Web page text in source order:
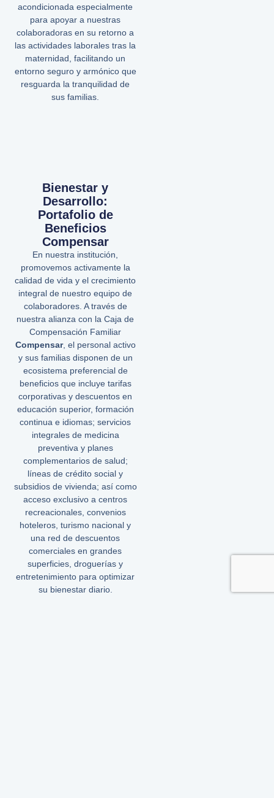
acondicionada especialmente
para apoyar a nuestras
colaboradoras en su retorno a
las actividades laborales tras la
maternidad, facilitando un
entorno seguro y armónico que
resguarda la tranquilidad de
sus familias.
Bienestar y
Desarrollo:
Portafolio de
Beneficios
Compensar
En nuestra institución,
promovemos activamente la
calidad de vida y el crecimiento
integral de nuestro equipo de
colaboradores. A través de
nuestra alianza con la Caja de
Compensación Familiar
Compensar, el personal activo
y sus familias disponen de un
ecosistema preferencial de
beneficios que incluye tarifas
corporativas y descuentos en
educación superior, formación
continua e idiomas; servicios
integrales de medicina
preventiva y planes
complementarios de salud;
líneas de crédito social y
subsidios de vivienda; así como
acceso exclusivo a centros
recreacionales, convenios
hoteleros, turismo nacional y
una red de descuentos
comerciales en grandes
superficies, droguerías y
entretenimiento para optimizar
su bienestar diario.